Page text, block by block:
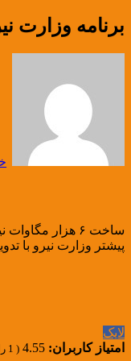
برنامه وزارت نیرو
ساخت ۶ هزار مگاوات نیروگاه جدید، تکمیل تعمیرات نیروگاهی تا اردیبهشت سال ۱۴۰۲، تدوین تعرفه اوج بحرانی بار و اجرای ۶۰ پروژه اضطراری خط انتقال از جمله مهمترین محورهای این برنامه است.
پیشتر وزارت نیرو با تدوین برنامه ۱۰۰ اقدام زمینه تامین پایدار برق در
لایک
امتیاز کاربران: 4.55
(
1